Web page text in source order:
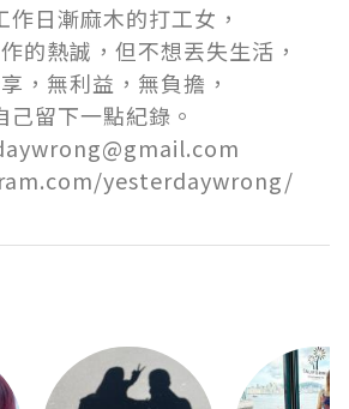
作日漸麻木的打工女，
的熱誠，但不想丟失生活，
，無利益，無負擔，
己留下一點紀錄。
yesterdaywrong/